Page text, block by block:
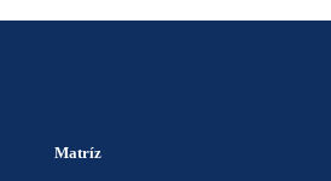
Matríz